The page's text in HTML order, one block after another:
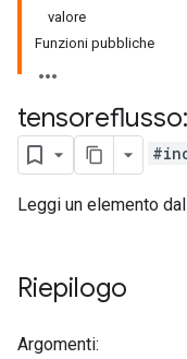
valore
Funzioni pubbliche
tensoreflusso
Leggi un elemento dal
Riepilogo
Argomenti: